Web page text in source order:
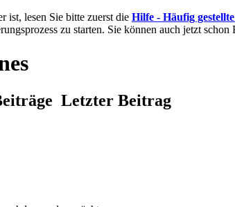
ist, lesen Sie bitte zuerst die Hilfe - Häufig
zu starten. Sie können auch jetzt
Letzter Beitrag